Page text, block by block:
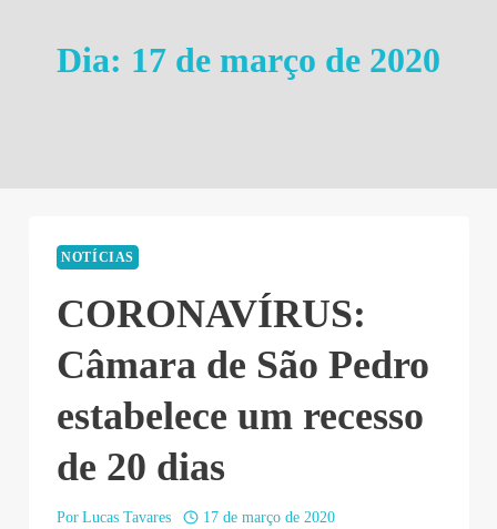
Dia: 17 de março de 2020
NOTÍCIAS
CORONAVÍRUS:
Câmara de São Pedro
estabelece um recesso
de 20 dias
Por Lucas Tavares
17 de março de 2020